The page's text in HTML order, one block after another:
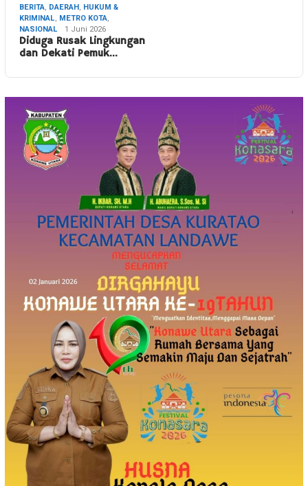
BERITA, DAERAH, HUKUM &
KRIMINAL, METRO KOTA,
NASIONAL
1 Juni 2026
Diduga Rusak Lingkungan
dan Dekati Pemuk…